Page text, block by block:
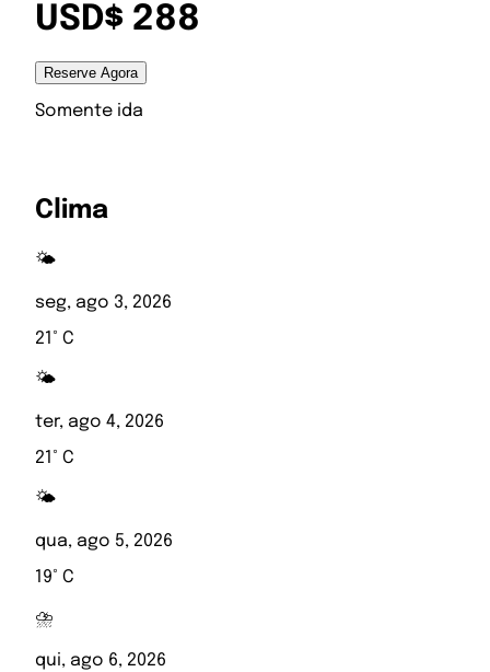
USD$ 288
Reserve Agora
Somente ida
Clima
🌤️
seg, ago 3, 2026
21° C
🌤️
ter, ago 4, 2026
21° C
🌤️
qua, ago 5, 2026
19° C
⛈️
qui, ago 6, 2026